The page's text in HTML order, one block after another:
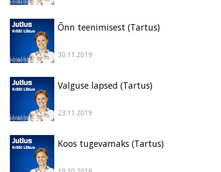
Õnn teenimisest (Tartus)
30.11.2019
Valguse lapsed (Tartus)
23.11.2019
Koos tugevamaks (Tartus)